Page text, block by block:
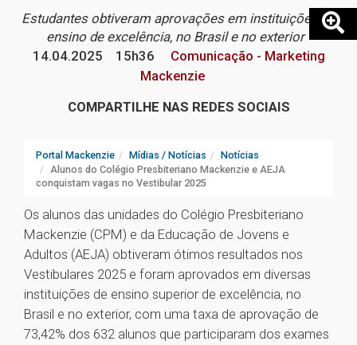
Estudantes obtiveram aprovações em instituições de
ensino de excelência, no Brasil e no exterior
14.04.2025
15h36
Comunicação - Marketing
Mackenzie
COMPARTILHE NAS REDES SOCIAIS
Portal Mackenzie Mídias / Notícias
Notícias
Alunos do Colégio Presbiteriano Mackenzie e AEJA
conquistam vagas no Vestibular 2025
Os alunos das unidades do Colégio Presbiteriano
Mackenzie (CPM) e da Educação de Jovens e
Adultos (AEJA) obtiveram ótimos resultados nos
Vestibulares 2025 e foram aprovados em diversas
instituições de ensino superior de excelência, no
Brasil e no exterior, com uma taxa de aprovação de
73,42% dos 632 alunos que participaram dos exames